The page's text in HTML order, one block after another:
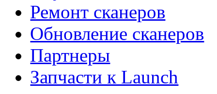
Ремонт сканеров
Обновление сканеров
Партнеры
Запчасти к Launch